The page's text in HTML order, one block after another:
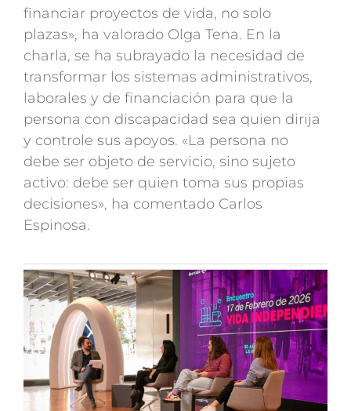
financiar proyectos de vida, no solo
plazas», ha valorado Olga Tena. En la
charla, se ha subrayado la necesidad de
transformar los sistemas administrativos,
laborales y de financiación para que la
persona con discapacidad sea quien dirija
y controle sus apoyos. «La persona no
debe ser objeto de servicio, sino sujeto
activo: debe ser quien toma sus propias
decisiones», ha comentado Carlos
Espinosa.